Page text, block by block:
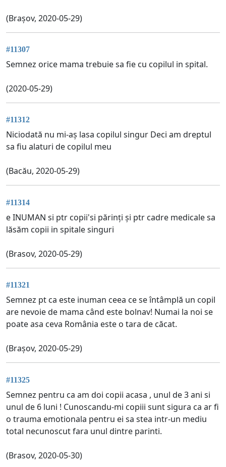
(Brașov, 2020-05-29)
#11307
Semnez orice mama trebuie sa fie cu copilul in spital.
(2020-05-29)
#11312
Niciodată nu mi-aș lasa copilul singur Deci am dreptul
sa fiu alaturi de copilul meu
(Bacău, 2020-05-29)
#11314
e INUMAN si ptr copii'si părinți și ptr cadre medicale sa
lăsăm copii in spitale singuri
(Brasov, 2020-05-29)
#11321
Semnez pt ca este inuman ceea ce se întâmplă un copil
are nevoie de mama când este bolnav! Numai la noi se
poate asa ceva România este o tara de căcat.
(Brașov, 2020-05-29)
#11325
Semnez pentru ca am doi copii acasa , unul de 3 ani si
unul de 6 luni ! Cunoscandu-mi copiii sunt sigura ca ar fi
o trauma emotionala pentru ei sa stea intr-un mediu
total necunoscut fara unul dintre parinti.
(Brasov, 2020-05-30)